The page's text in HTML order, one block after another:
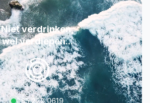
Niet verdrinken,
wel verdiepen...
085 222 0619